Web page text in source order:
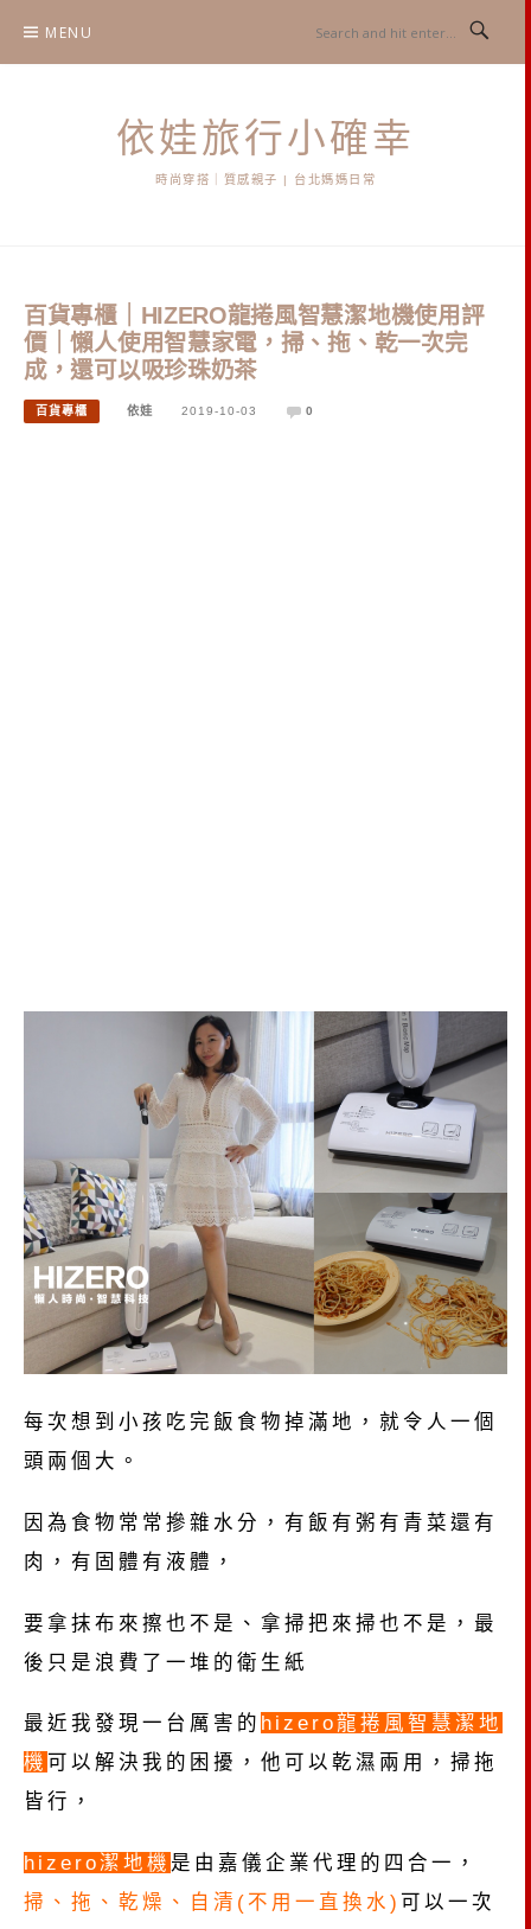
content
MENU
依娃旅行小確幸
時尚穿搭｜質感親子 | 台北媽媽日常
百貨專櫃｜HIZERO龍捲風智慧潔地機使用評
價｜懶人使用智慧家電，掃、拖、乾一次完
成，還可以吸珍珠奶茶
百貨專櫃 依娃 2019-10-03 0
每次想到小孩吃完飯食物掉滿地，就令人一個
頭兩個大。
因為食物常常摻雜水分，有飯有粥有青菜還有
肉，有固體有液體，
要拿抹布來擦也不是、拿掃把來掃也不是，最
後只是浪費了一堆的衛生紙
最近我發現一台厲害的 hizero龍捲風智慧潔地
機 可以解決我的困擾，他可以乾濕兩用，掃拖
皆行，
hizero潔地機 是由嘉儀企業代理的四合一，
掃、拖、乾燥、自清(不用一直換水) 可以一次